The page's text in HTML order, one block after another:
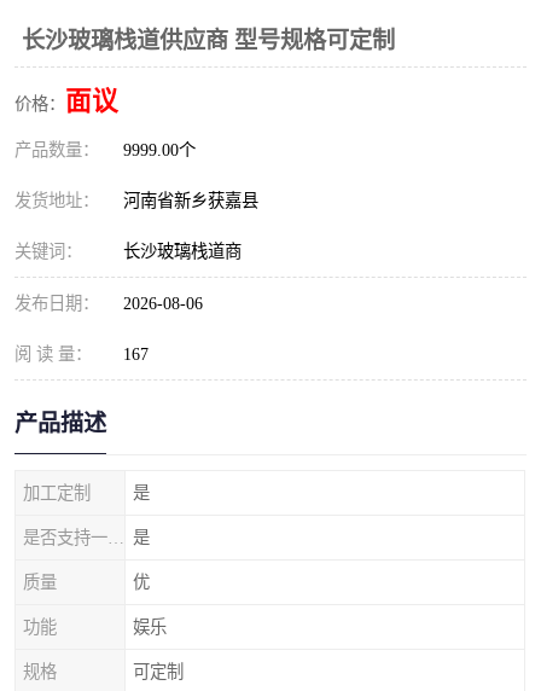
长沙玻璃栈道供应商 型号规格可定制
价格： 面议
产品数量： 9999.00个
发货地址： 河南省新乡获嘉县
关键词： 长沙玻璃栈道商
发布日期： 2026-08-06
阅 读 量： 167
产品描述
加工定制 是
是
质量 优
功能 娱乐
规格 可定制
玻璃栈道